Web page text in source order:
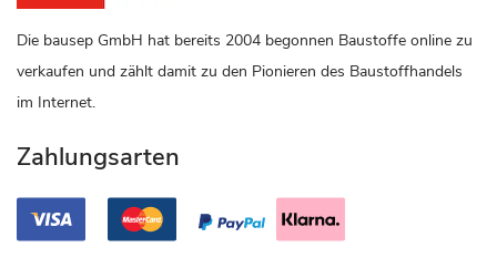
Die bausep GmbH hat bereits 2004 begonnen Baustoffe online zu
verkaufen und zählt damit zu den Pionieren des Baustoffhandels
im Internet.
Zahlungsarten